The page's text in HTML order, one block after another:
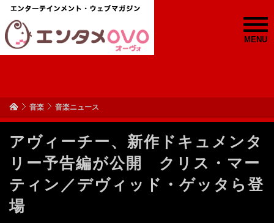
MENU
音楽 音楽ニュース
アヴィーチー、新作ドキュメンタ
リー予告編が公開 クリス・マー
ティン／デヴィッド・ゲッタら登
場